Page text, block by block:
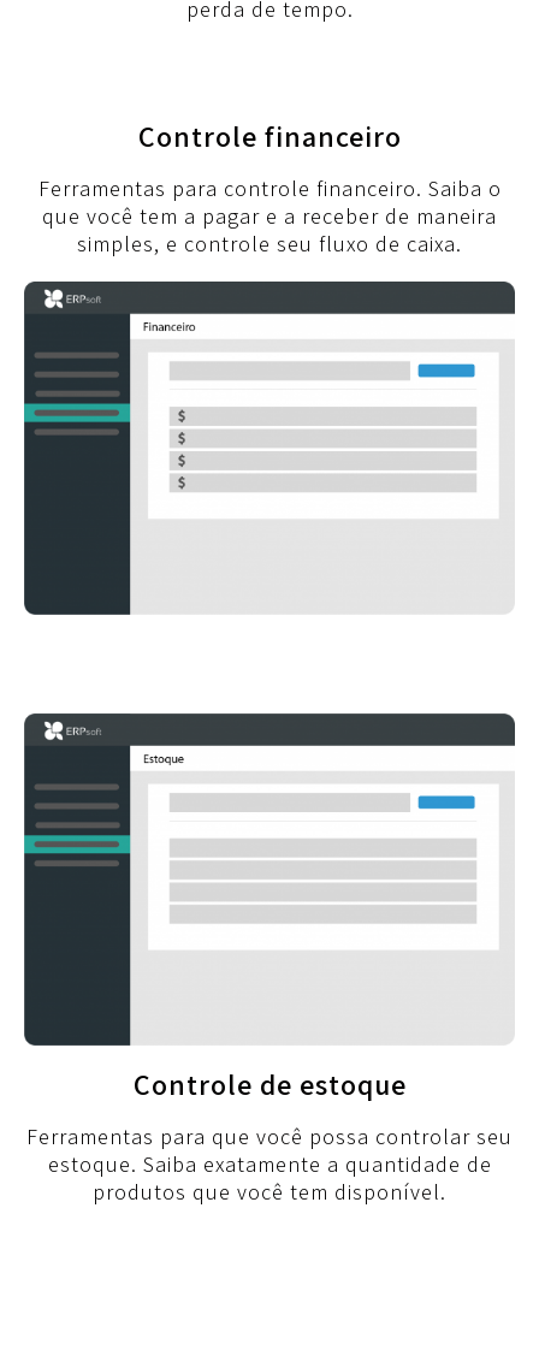
perda de tempo.
Controle financeiro
Ferramentas para controle financeiro. Saiba o
que você tem a pagar e a receber de maneira
simples, e controle seu fluxo de caixa.
Controle de estoque
Ferramentas para que você possa controlar seu
estoque. Saiba exatamente a quantidade de
produtos que você tem disponível.